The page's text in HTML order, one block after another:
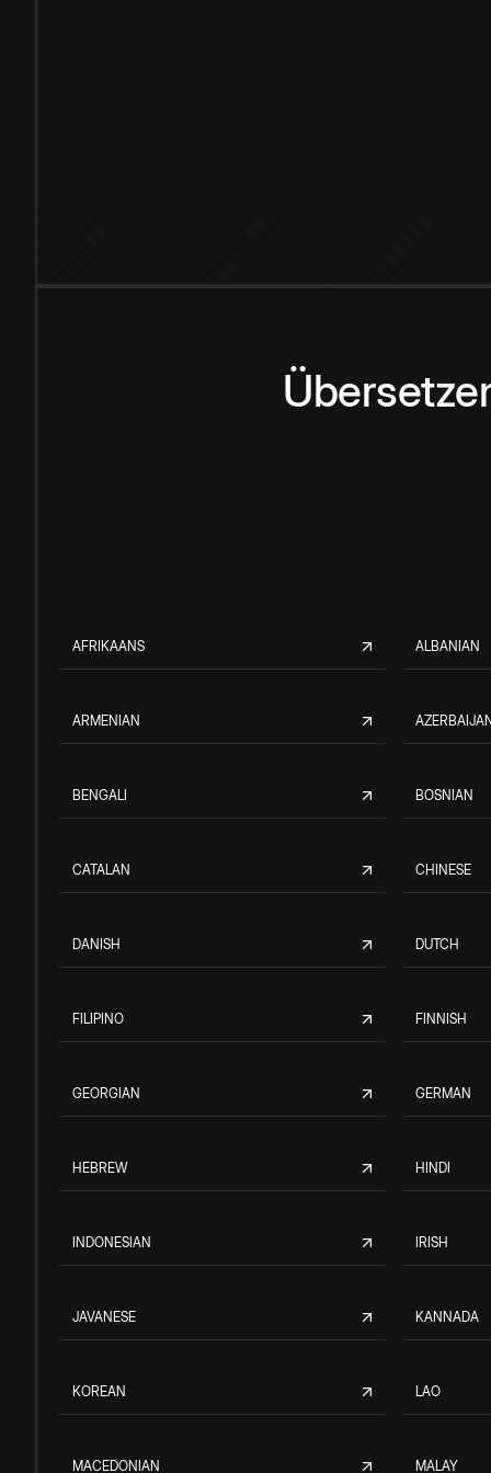
AFRIKAANS ALBANIAN
ARMENIAN
BENGALI BOSNIAN
CATALAN CHINESE
DANISH DUTCH
FILIPINO FINNISH
GEORGIAN GERMAN
HEBREW HINDI
INDONESIAN IRISH
JAVANESE KANNADA
KOREAN LAO
MACEDONIAN MALAY